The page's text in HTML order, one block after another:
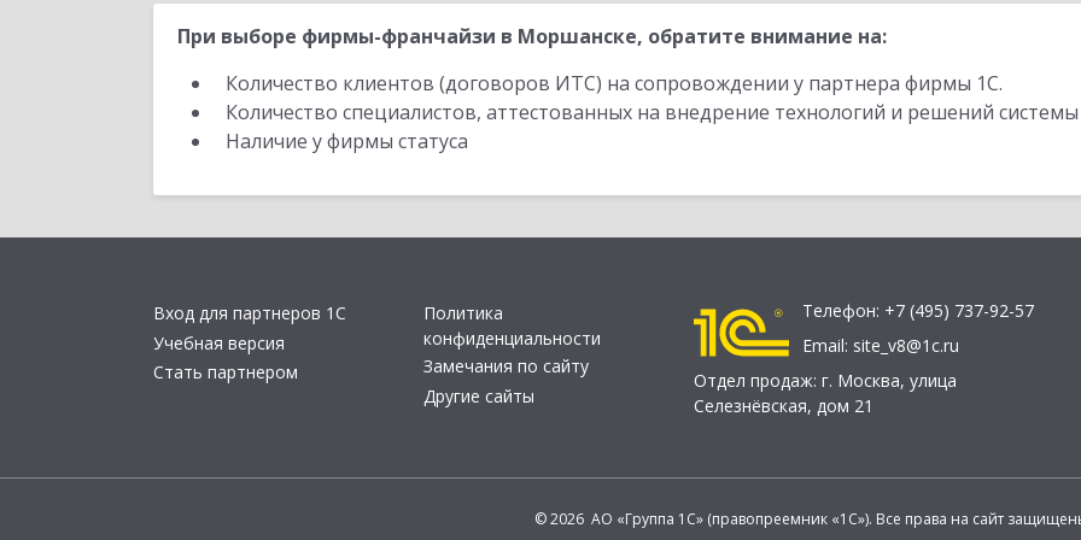
При выборе фирмы-франчайзи в Моршанске, обратите внимание на:
Количество клиентов (договоров ИТС) на сопровождении у партнера фирмы 1С.
Количество специалистов, аттестованных на внедрение технологий и решений
Наличие у фирмы статуса
Вход для партнеров 1С
Учебная версия
Стать партнером
Политика
конфиденциальности
Замечания по сайту
Другие сайты
Телефон: +7 (495) 737-92-57
Email: site_v8@1c.ru
Отдел продаж: г. Москва, улица
Селезнёвская, дом 21
© 2026 АО «Группа 1С» (правопреемник «1С»). Все права на сайт